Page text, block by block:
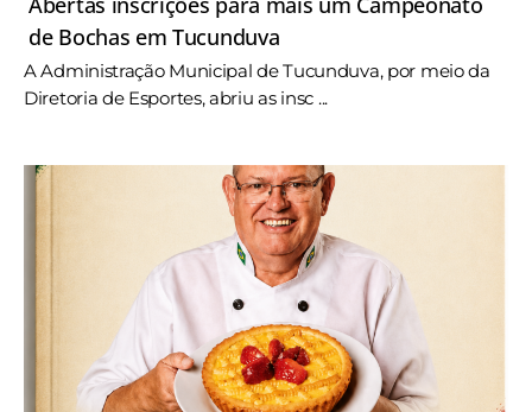
de Bochas em Tucunduva
A Administração Municipal de Tucunduva, por meio da
Diretoria de Esportes, abriu as insc ...